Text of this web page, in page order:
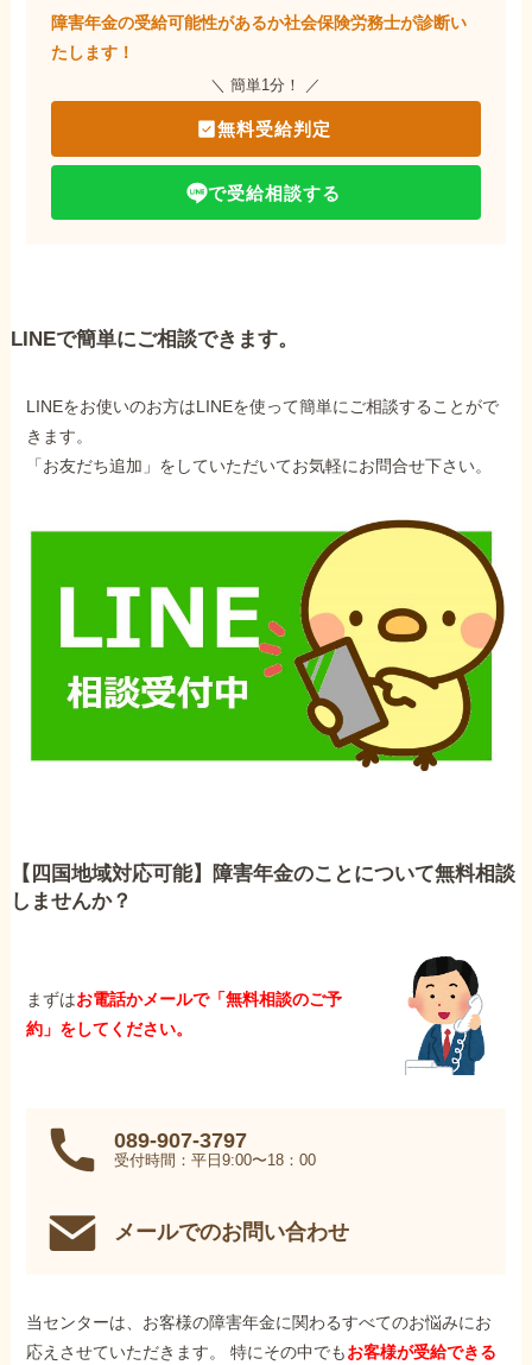
障害年金の受給可能性があるか社会保険労務士が診断い
たします！
＼ 簡単1分！ ／
無料受給判定
で受給相談する
LINEで簡単にご相談できます。
LINEをお使いのお方はLINEを使って簡単にご相談することがで
きます。
「お友だち追加」をしていただいてお気軽にお問合せ下さい。
【四国地域対応可能】障害年金のことについて無料相談
しませんか？
まずはお電話かメールで「無料相談のご予
約」をしてください。
089-907-3797
受付時間：平日9:00〜18：00
メールでのお問い合わせ
当センターは、お客様の障害年金に関わるすべてのお悩みにお
応えさせていただきます。 特にその中でもお客様が受給できる